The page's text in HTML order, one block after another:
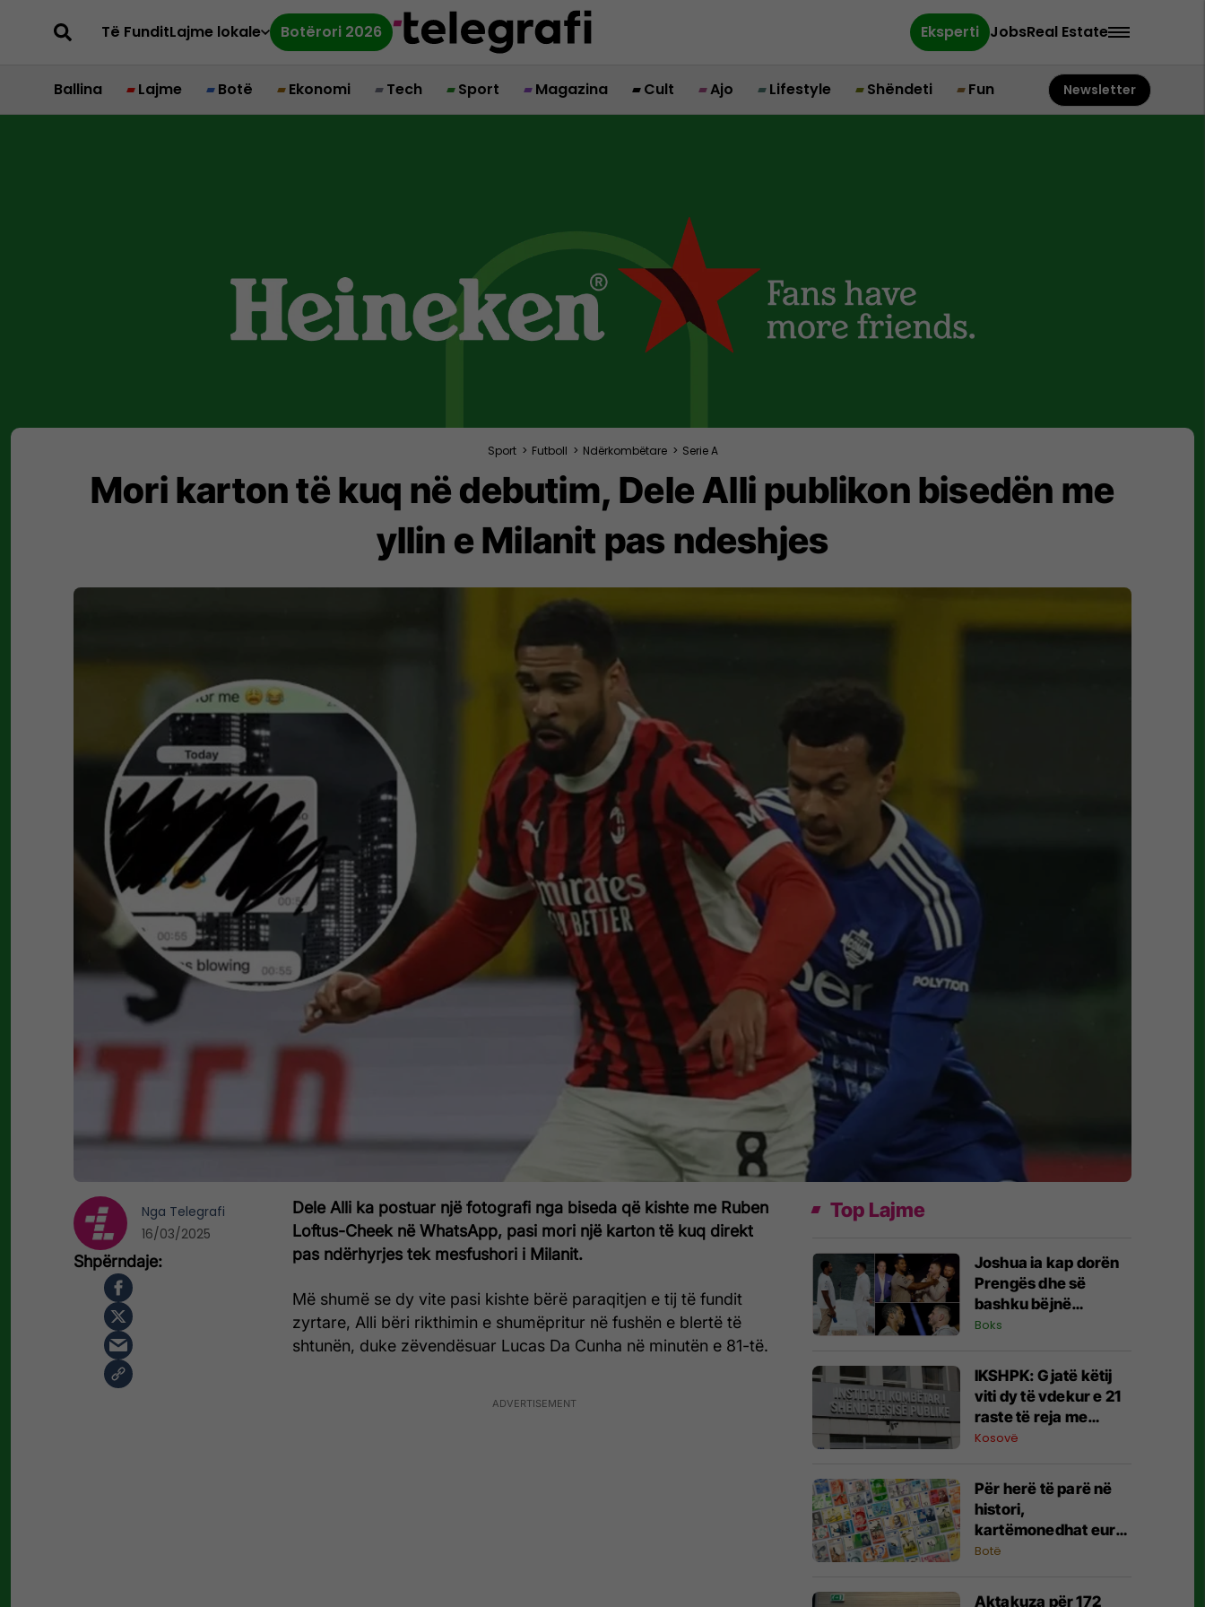
Të FunditLajme lokale Botërori 2026 Eksperti JobsReal Estate
Ballina Lajme Botë Ekonomi Tech Sport Magazina Cult Ajo Lifestyle Shëndeti Fun Newsletter
Sport > Futboll > Ndërkombëtare > Serie A
Mori karton të kuq në debutim, Dele Alli publikon bisedën me
yllin e Milanit pas ndeshjes
Dele Alli ka postuar një fotografi nga biseda që kishte me Ruben
Loftus-Cheek në WhatsApp, pasi mori një karton të kuq direkt
pas ndërhyrjes tek mesfushori i Milanit.
Më shumë se dy vite pasi kishte bërë paraqitjen e tij të fundit
zyrtare, Alli bëri rikthimin e shumëpritur në fushën e blertë të
shtunën, duke zëvendësuar Lucas Da Cunha në minutën e 81-të.
Nga Telegrafi
16/03/2025
Top Lajme
Joshua ia kap dorën
Prengës dhe së
bashku bëjnë
shqiponjën
Boks
IKSHPK: Gjatë këtij
viti dy të vdekur e 21
raste të reja me
HIV/AIDS
Kosovë
Për herë të parë në
histori,
kartëmonedhat euro
po ndryshohen - këto
Botë
Aktakuza për 172